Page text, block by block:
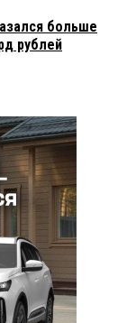
больше
рублей